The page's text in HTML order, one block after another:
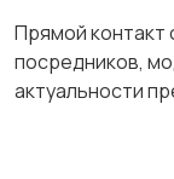
Прямой контакт
посредников,
актуальности